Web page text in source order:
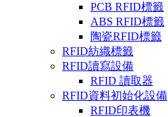
PCB RFID標籤
ABS RFID標籤
陶瓷RFID標籤
RFID紡織標籤
RFID讀寫設備
RFID 讀取器
RFID資料初始化設備
RFID印表機